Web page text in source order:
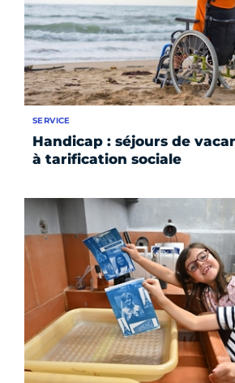
Handicap : séjours de
à tarification sociale
SERVICE